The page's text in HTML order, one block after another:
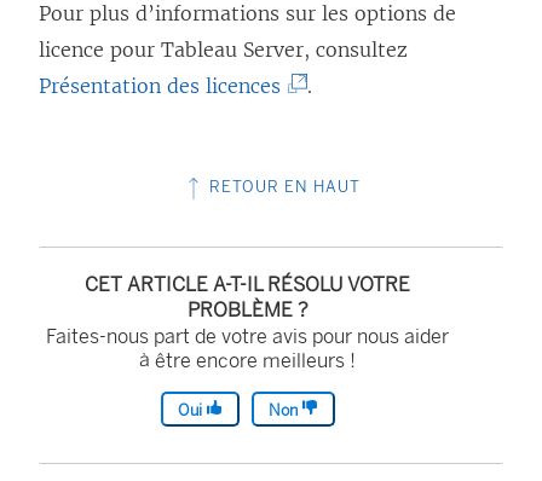
n
ê
t
v
e
l
n
ê
t
e
)
r
e
d
u
n
e
n
o
u
v
Pour plus d’informations sur les options de
licence pour Tableau Server, consultez
Présentation des licences
e
n
s
’
o
.
RETOUR EN HAUT
CET ARTICLE A-T-IL RÉSOLU VOTRE
PROBLÈME ?
Faites-nous part de votre avis pour nous aider
à être encore meilleurs !
Oui Non